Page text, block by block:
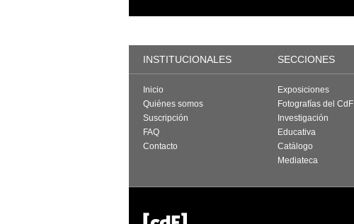
INSTITUCIONALES SECCIONES
Inicio
Quiénes somos
Suscripción
FAQ
Contacto
Exposiciones
Fotografías del CdF
Investigación
Educativa
Catálogo
Mediateca